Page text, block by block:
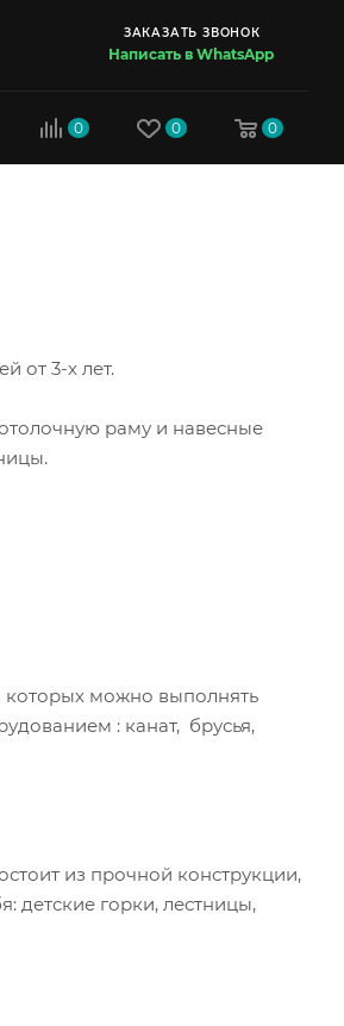
ЗАКАЗАТЬ ЗВОНОК
Написать в WhatsApp
0 0 0
от 3-х лет.
раму и навесные
которых можно выполнять
: канат, брусья,
из прочной конструкции,
детские горки, лестницы,